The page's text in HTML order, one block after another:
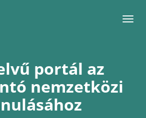
portál az
nemzetközi